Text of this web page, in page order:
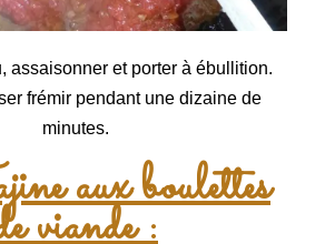
assaisonner et porter à ébullition.
frémir pendant une dizaine de
minutes.
aux boulettes
viande :